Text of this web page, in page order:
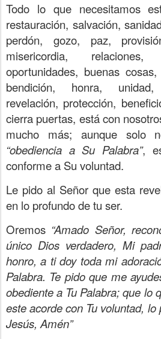
Todo lo que necesitamos
restauración, salvación,
perdón, gozo, paz,
misericordia,
oportunidades, buenas
bendición, honra,
revelación, protección,
cierra puertas, está con
mucho más; aunque solo
“obediencia a Su Palabra”,
conforme a Su voluntad.
Le pido al Señor que esta
en lo profundo de tu ser.
Oremos “Amado Señor,
único Dios verdadero, Mi
honro, a ti doy toda mi
Palabra. Te pido que me
obediente a Tu Palabra; que lo
este acorde con Tu voluntad,
Jesús, Amén”